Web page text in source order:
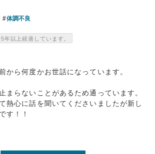
体調不良
年以上経過しています。
から何度かお世話になっています。
まらないことがあるため通っています。
熱心に話を聞いてくださいましたが新し
す！！